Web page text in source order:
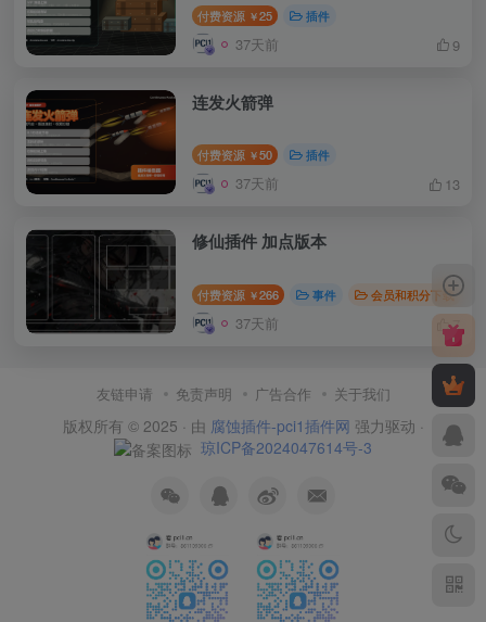
付费资源 ￥25 插件
37天前 9
连发火箭弹
付费资源 ￥50 插件
37天前 13
修仙插件 加点版本
付费资源 ￥266 事件 会员和积分下载
37天前 7
友链申请 免责声明 广告合作 关于我们
版权所有 © 2025 · 由 腐蚀插件-pci1插件网 强力驱动 ·
琼ICP备2024047614号-3